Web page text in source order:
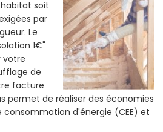
soit
par
Le
1€"
votre
de
facture
permet de réaliser des économies
d'énergie (CEE) et